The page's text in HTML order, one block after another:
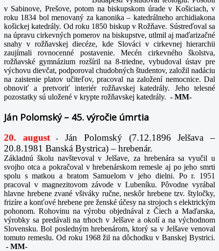
v Sabinove, Prešove, potom na biskupskom úrade v Košiciach, v
roku 1834 bol menovaný za kanonika – katedrálneho archidiakona
košickej katedrály. Od roku 1850 biskup v Rožňave. Sústreďoval sa
na úpravu cirkevných pomerov na biskupstve, utlmil aj maďarizačné
snahy v rožňavskej diecéze, kde Slováci v cirkevnej hierarchii
zaujímali rovnocenné postavenie. Mecén cirkevného školstva,
rožňavské gymnázium rozšíril na 8-triedne, vybudoval ústav pre
výchovu dievčat, podporoval chudobných študentov, založil nadáciu
na zaistenie platov učiteľov, pracoval na založení nemocnice. Dal
obnoviť a pretvoriť interiér rožňavskej katedrály. Jeho telesné
pozostatky sú uložené v krypte rožňavskej katedrály. - MM-
Ján Polomský – 45. výročie úmrtia
20. august-
Ján Polomský (7.12.1896 Jelšava –
20.8.1981 Banská Bystrica) – hrebenár.
Základnú školu navštevoval v Jelšave, za hrebenára sa vyučil u
svojho otca a pokračoval v hrebenárskom remesle aj po jeho smrti
spolu s matkou a bratom Samuelom v jeho dielni. Po r. 1951
pracoval v magnezitovom závode v Lubeníku. Pôvodne vyrábal
hlavne hrebene zvané všiváky ručne, neskôr hrebene tzv. štyločky,
frizíre a konťové hrebene pre ženské účesy na strojoch s elektrickým
pohonom. Rohovinu na výrobu objednával z Čiech a Maďarska,
výrobky sa predávali na trhoch v Jelšave a okolí a na východnom
Slovensku. Bol posledným hrebenárom, ktorý sa v Jelšave venoval
tomuto remeslu. Od roku 1968 žil na dôchodku v Banskej Bystrici.
- MM-